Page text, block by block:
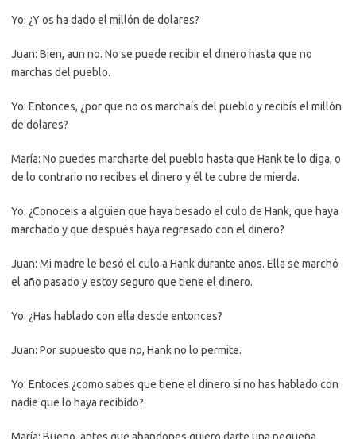
Yo: ¿Y os ha dado el millón de dolares?
Juan: Bien, aun no. No se puede recibir el dinero hasta que no
marchas del pueblo.
Yo: Entonces, ¿por que no os marchaís del pueblo y recibís el millón
de dolares?
María: No puedes marcharte del pueblo hasta que Hank te lo diga, o
de lo contrario no recibes el dinero y él te cubre de mierda.
Yo: ¿Conoceis a alguien que haya besado el culo de Hank, que haya
marchado y que después haya regresado con el dinero?
Juan: Mi madre le besó el culo a Hank durante años. Ella se marchó
el año pasado y estoy seguro que tiene el dinero.
Yo: ¿Has hablado con ella desde entonces?
Juan: Por supuesto que no, Hank no lo permite.
Yo: Entoces ¿como sabes que tiene el dinero si no has hablado con
nadie que lo haya recibido?